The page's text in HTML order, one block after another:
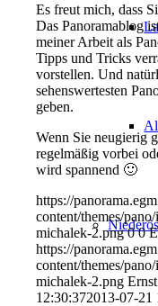
Es freut mich, dass
Das Panoramablog
meiner Arbeit als
Tipps und Tricks
vorstellen. Und
sehenswertesten
geben.
Wenn Sie neugierig
regelmäßig vorbei
wird spannend 🙂
https://
content/themes/
michalek-2.png 0 0
https://
content/themes/
michalek-2.png
12:30:372013-07-21